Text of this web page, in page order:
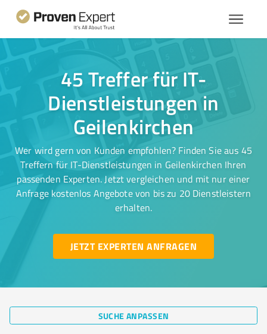
45 Treffer für IT-
Dienstleistungen in
Geilenkirchen
Wer wird gern von Kunden empfohlen? Finden Sie aus 45
Treffern für IT-Dienstleistungen in Geilenkirchen Ihren
passenden Experten. Jetzt vergleichen und mit nur einer
Anfrage kostenlos Angebote von bis zu 20 Dienstleistern
erhalten.
JETZT EXPERTEN ANFRAGEN
SUCHE ANPASSEN